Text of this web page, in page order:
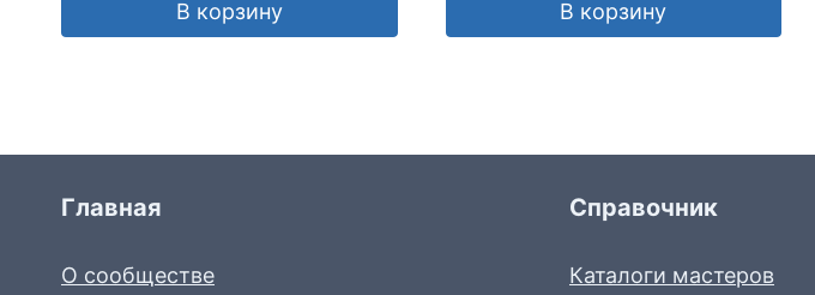
В корзину В корзину
Главная
О сообществе
Справочник
Каталоги мастеров